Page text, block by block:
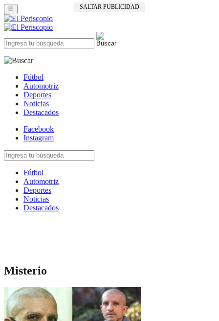
SALTAR PUBLICIDAD
☰
Fútbol
Automotriz
Deportes
Noticias
Destacados
Facebook
Instagram
Fútbol
Automotriz
Deportes
Noticias
Destacados
Misterio